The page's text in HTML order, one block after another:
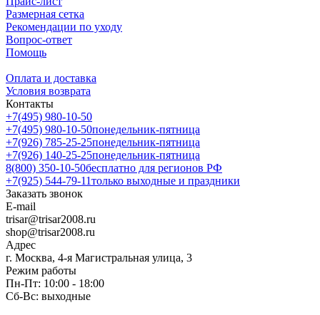
Размерная сетка
Рекомендации по уходу
Вопрос-ответ
Помощь
Оплата и доставка
Условия возврата
Контакты
+7(495) 980-10-50
+7(495) 980-10-50понедельник-пятница
+7(926) 785-25-25понедельник-пятница
+7(926) 140-25-25понедельник-пятница
8(800) 350-10-50бесплатно для регионов РФ
+7(925) 544-79-11только выходные и праздники
Заказать звонок
E-mail
trisar@trisar2008.ru
shop@trisar2008.ru
Адрес
г. Москва, 4-я Магистральная улица, 3
Режим работы
Пн-Пт: 10:00 - 18:00
Сб-Вс: выходные